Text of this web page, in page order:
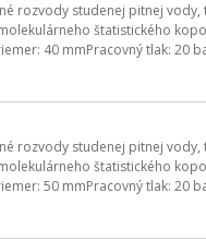
rozvody studenej pitnej
štatistického
40 mmPracovný tlak: 20
rozvody studenej pitnej
štatistického
50 mmPracovný tlak: 20